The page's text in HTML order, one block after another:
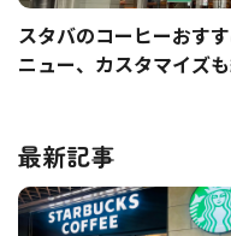
スタバのコーヒーおす
ニュー、カスタマイズ
最新記事